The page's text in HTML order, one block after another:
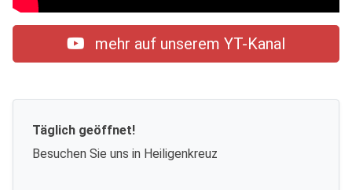
mehr auf unserem YT-Kanal
Täglich geöffnet!
Besuchen Sie uns in Heiligenkreuz